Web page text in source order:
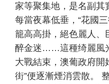
家等聚集地，是名副其
每當夜幕低垂，“花國
籠高高掛，絕色麗人、
醉金迷……這種绮麗風
大戰結束，澳葡政府開
街”便逐漸煙消雲散。